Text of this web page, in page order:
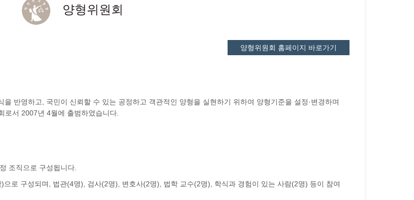
양형위원회
양형위원회 홈페이지 바로가기
반영하고, 국민이 신뢰할 수 있는 공정하고 객관적인 양형을 실현하기 위하여 양형기준을 설정·변경하며
로서 2007년 4월에 출범하였습니다.
조직으로 구성됩니다.
로 구성되며, 법관(4명), 검사(2명), 변호사(2명), 법학 교수(2명), 학식과 경험이 있는 사람(2명) 등이 참여